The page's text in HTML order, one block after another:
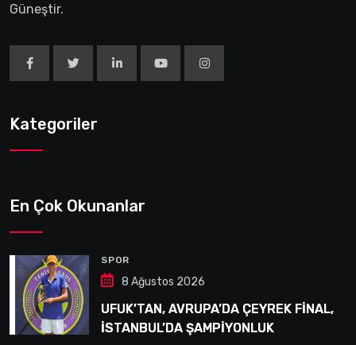
Güneştir.
Kategoriler
En Çok Okunanlar
SPOR
8 Ağustos 2026
UFUK’TAN, AVRUPA’DA ÇEYREK FİNAL,
İSTANBUL’DA ŞAMPİYONLUK